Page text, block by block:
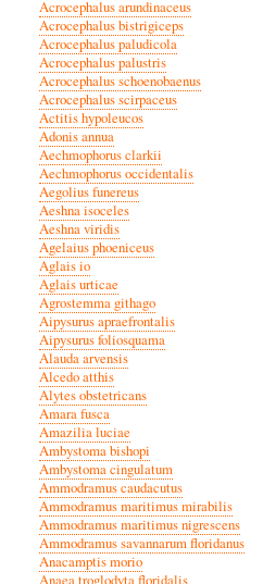
Acrocephalus arundinaceus
Acrocephalus bistrigiceps
Acrocephalus paludicola
Acrocephalus palustris
Acrocephalus schoenobaenus
Acrocephalus scirpaceus
Actitis hypoleucos
Adonis annua
Aechmophorus clarkii
Aechmophorus occidentalis
Aegolius funereus
Aeshna isoceles
Aeshna viridis
Agelaius phoeniceus
Aglais io
Aglais urticae
Agrostemma githago
Aipysurus apraefrontalis
Aipysurus foliosquama
Alauda arvensis
Alcedo atthis
Alytes obstetricans
Amara fusca
Amazilia luciae
Ambystoma bishopi
Ambystoma cingulatum
Ammodramus caudacutus
Ammodramus maritimus mirabilis
Ammodramus maritimus nigrescens
Ammodramus savannarum floridanus
Anacamptis morio
Anaea troglodyta floridalis